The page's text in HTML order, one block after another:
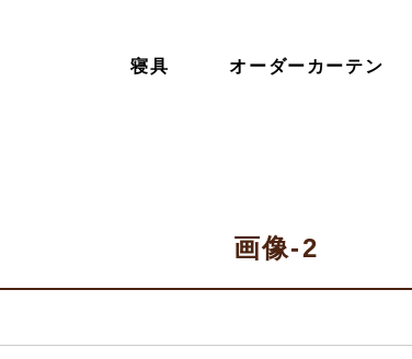
寝具 オーダーカーテン
画像-2